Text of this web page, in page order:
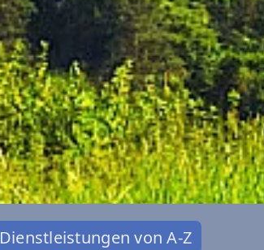
Dienstleistungen von A-Z